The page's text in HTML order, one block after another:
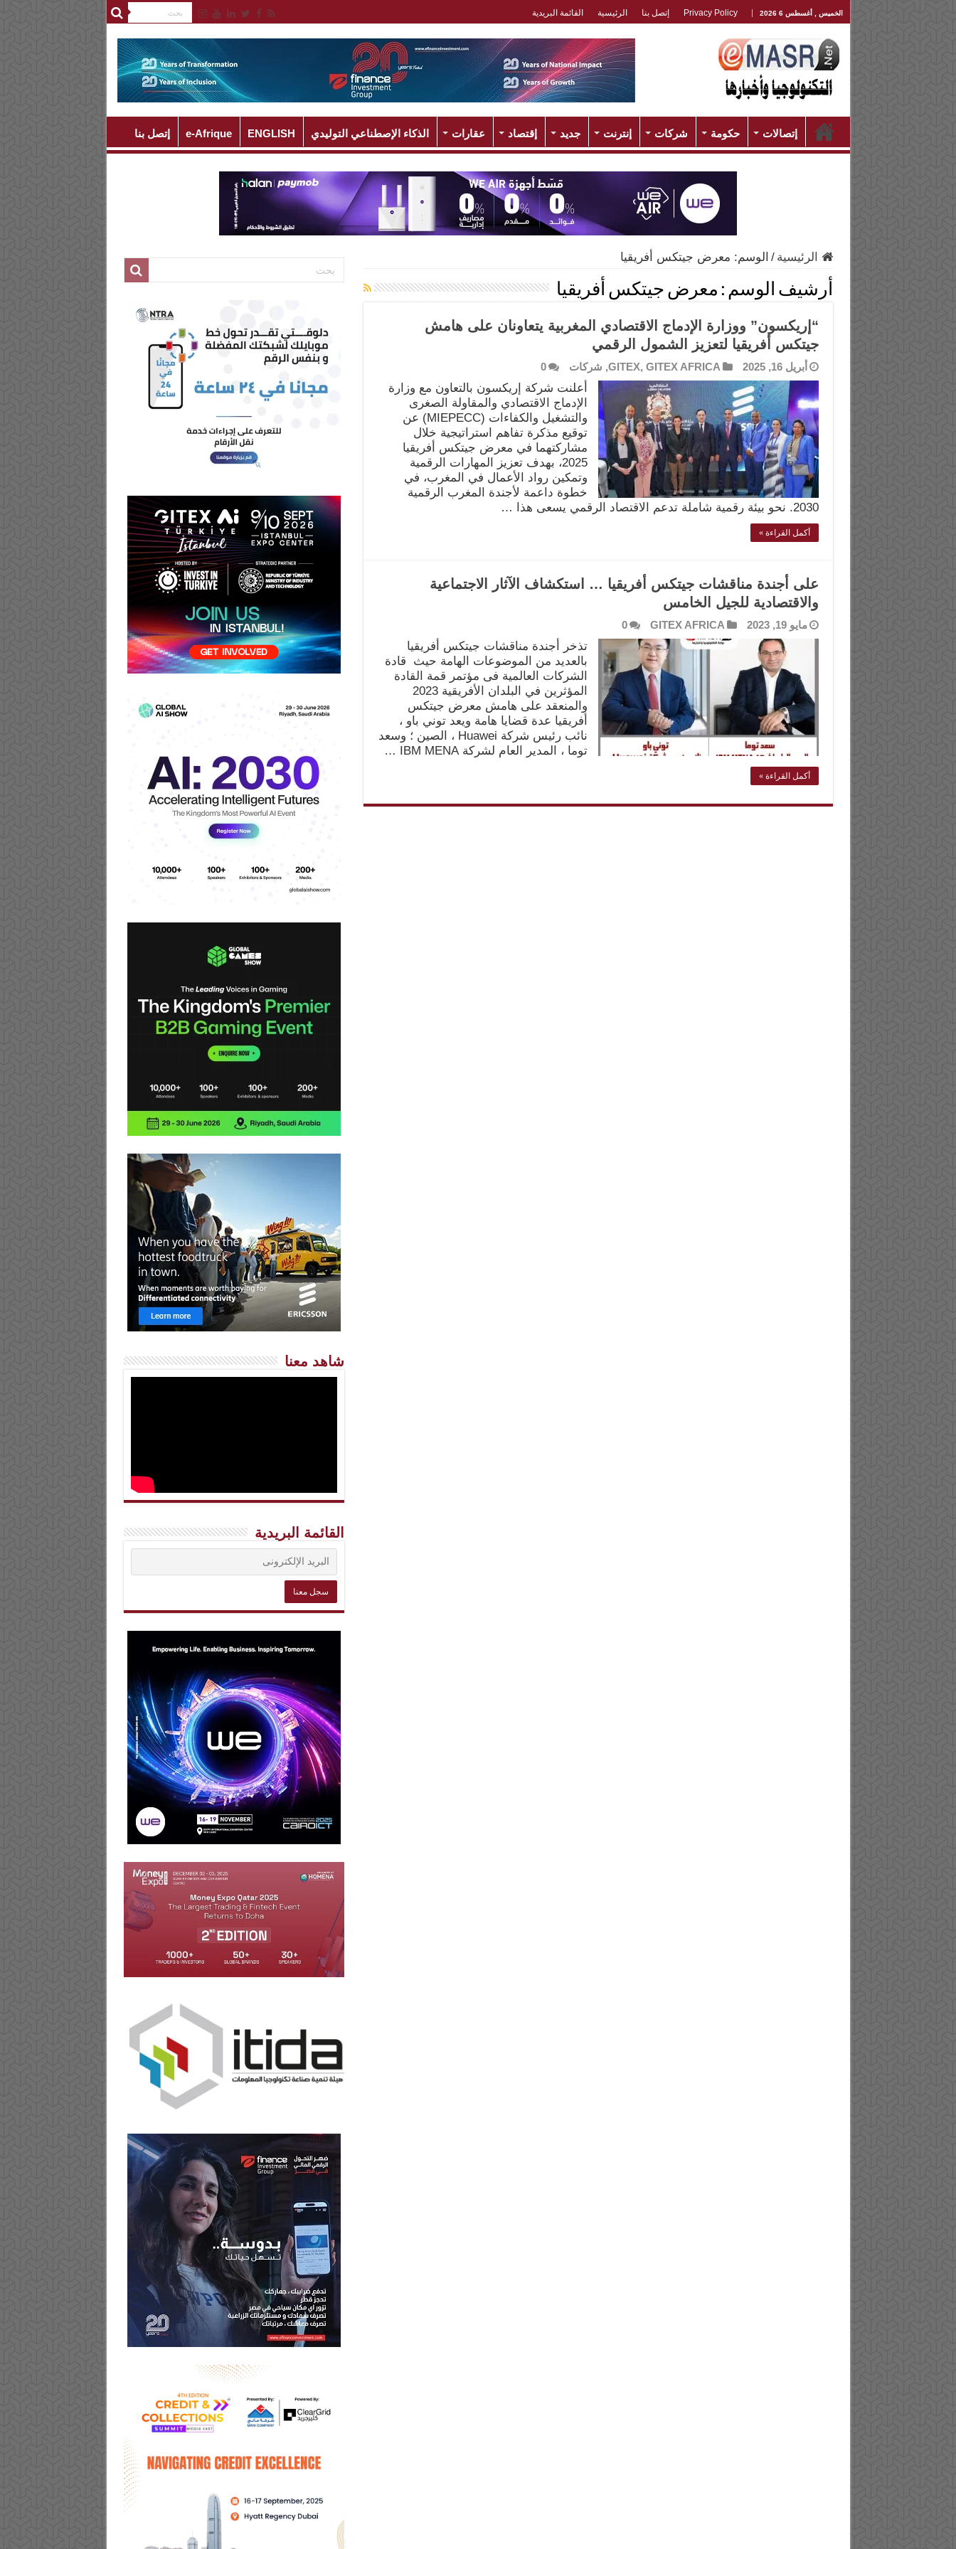
الخميس , أغسطس 6 2026 Privacy Policy إتصل بنا الرئيسية القائمة البريدية
إتصالات حكومة شركات إنترنت جديد إقتصاد عقارات الذكاء الإصطناعي التوليدي ENGLISH
e-Afrique إتصل بنا
الرئيسية / الوسم: معرض جيتكس أفريقيا
أرشيف الوسم : معرض جيتكس أفريقيا
“إريكسون” ووزارة الإدماج الاقتصادي المغربية يتعاونان على هامش
جيتكس أفريقيا لتعزيز الشمول الرقمي
أبريل 16, 2025 GITEX, GITEX AFRICA
, شركات 0
أعلنت شركة إريكسون بالتعاون مع وزارة
الإدماج الاقتصادي والمقاولة الصغرى
والتشغيل والكفاءات (MIEPECC) عن
توقيع مذكرة تفاهم استراتيجية خلال
مشاركتهما في معرض جيتكس أفريقيا
2025، بهدف تعزيز المهارات الرقمية
وتمكين رواد الأعمال في المغرب، في
خطوة داعمة لأجندة المغرب الرقمية
2030. نحو بيئة رقمية شاملة تدعم الاقتصاد الرقمي يسعى هذا …
أكمل القراءة »
على أجندة مناقشات جيتكس أفريقيا … استكشاف الآثار الاجتماعية
والاقتصادية للجيل الخامس
مايو 19, 2023 GITEX AFRICA
0
تذخر أجندة مناقشات جيتكس أفريقيا
بالعديد من الموضوعات الهامة حيث قادة
الشركات العالمية فى مؤتمر قمة القادة
المؤثرين في البلدان الأفريقية 2023
والمنعقد على هامش معرض جيتكس
أفريقيا عدة قضايا هامة ويعد توني باو ،
نائب رئيس شركة Huawei ، الصين ؛ وسعد
توما ، المدير العام لشركة IBM MENA …
أكمل القراءة »
شاهد معنا
القائمة البريدية